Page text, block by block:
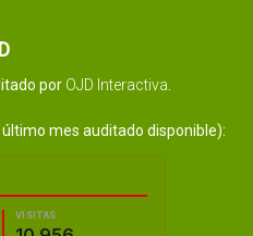
por OJD Interactiva
último mes auditado disponible):